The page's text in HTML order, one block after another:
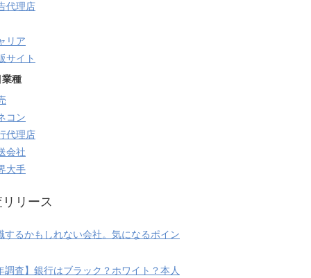
代理店
リア
サイト
業種
コン
代理店
会社
大手
リース
するかもしれない会社。気になるポイン
調査】銀行はブラック？ホワイト？本人